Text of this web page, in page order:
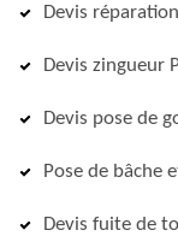
Devis
Devis zingueur
Devis pose de
Pose de bâche
Devis fuite de